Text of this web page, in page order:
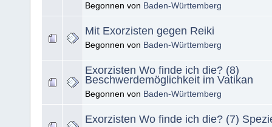
Begonnen von Baden-Württemberg
Mit Exorzisten gegen Reiki
Begonnen von Baden-Württemberg
Exorzisten Wo finde ich die? (8)
Beschwerdemöglichkeit im Vatikan
Begonnen von Baden-Württemberg
Exorzisten Wo finde ich die? (7)